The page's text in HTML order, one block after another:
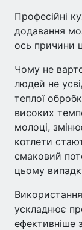
Професійні
додавання
ось причини
Чому не
людей не
теплої
високих
молоці,
котлети
смаковий
цьому
ускладнює
ефективніше